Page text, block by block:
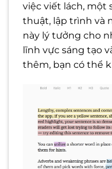
việc viết lách, một
thuật, lập trình và
này lý tưởng cho
lĩnh vực sáng tạo
thêm, bạn có thể